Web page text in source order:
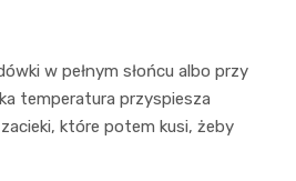
w pełnym słońcu albo przy
temperatura przyspiesza
które potem kusi, żeby